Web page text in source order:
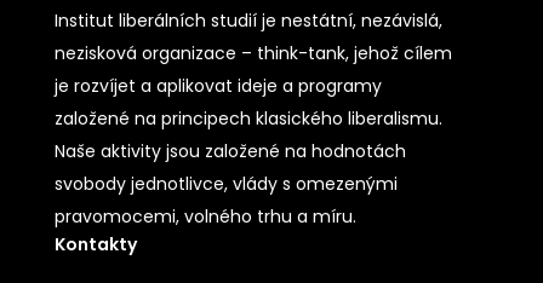
Institut liberálních studií je nestátní, nezávislá,
nezisková organizace – think-tank, jehož cílem
je rozvíjet a aplikovat ideje a programy
založené na principech klasického liberalismu.
Naše aktivity jsou založené na hodnotách
svobody jednotlivce, vlády s omezenými
pravomocemi, volného trhu a míru.
Kontakty